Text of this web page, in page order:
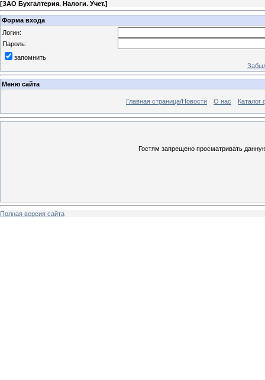
[ЗАО Бухгалтерия. Налоги. Учет.]
Форма входа
Логин:
Пароль:
запомнить
Меню сайта
Главная страница/Новости О нас Каталог
Гостям запрещено просматривать
Полная версия сайта